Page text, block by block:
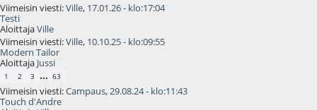
Viimeisin viesti:Ville, 17.01.26 - klo:17:04
Testi
AloittajaVille
Viimeisin viesti:Ville, 10.10.25 - klo:09:55
Modern Tailor
Aloittaja Jussi
1 2 3 ... 63
Viimeisin viesti:Campaus,29.08.24 - klo:11:43
Touch d'Andre